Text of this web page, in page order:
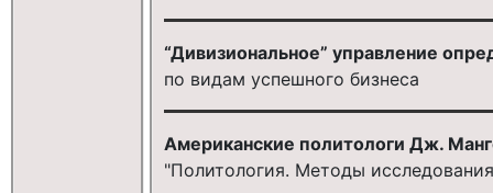
“Дивизиональное” управление
по видам успешного бизнеса
Американские политологи Дж.
"Политология. Методы